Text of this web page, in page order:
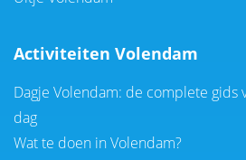
Activiteiten Volendam
Dagje Volendam: de complete gids
dag
Wat te doen in Volendam?